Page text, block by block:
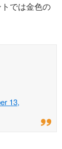
では金色の
13,